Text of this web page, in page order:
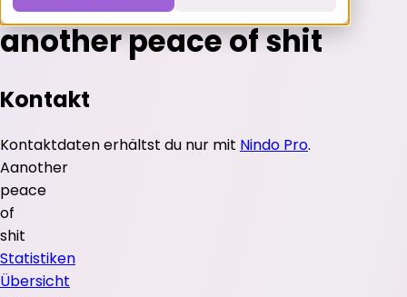
another peace of shit
Kontakt
Kontaktdaten erhältst du nur mit Nindo Pro.
Aanother
peace
of
shit
Statistiken
Übersicht